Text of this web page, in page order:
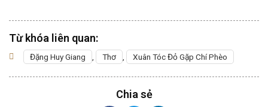
Từ khóa liên quan:
Đặng Huy Giang Thơ Xuân Tóc Đỏ Gặp Chí Phèo
Chia sẻ